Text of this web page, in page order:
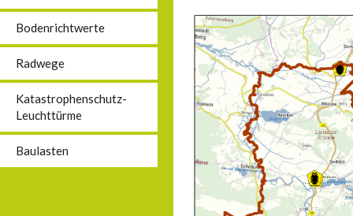
Bodenrichtwerte
Radwege
Katastrophenschutz-
Leuchttürme
Baulasten